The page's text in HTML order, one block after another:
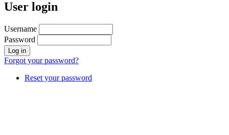
User login
Username
Password
Forgot your password?
Reset your password